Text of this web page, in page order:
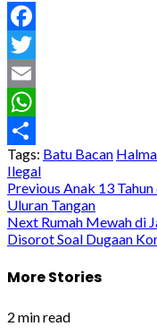
Facebook
Twitter
Email
WhatsApp
Share
Tags: Batu Bacan
Ilegal
Post
navigation
Previous Anak 13
Uluran Tangan
Next Rumah Mewah di
Disorot Soal Dugaan
More Stories
2 min read